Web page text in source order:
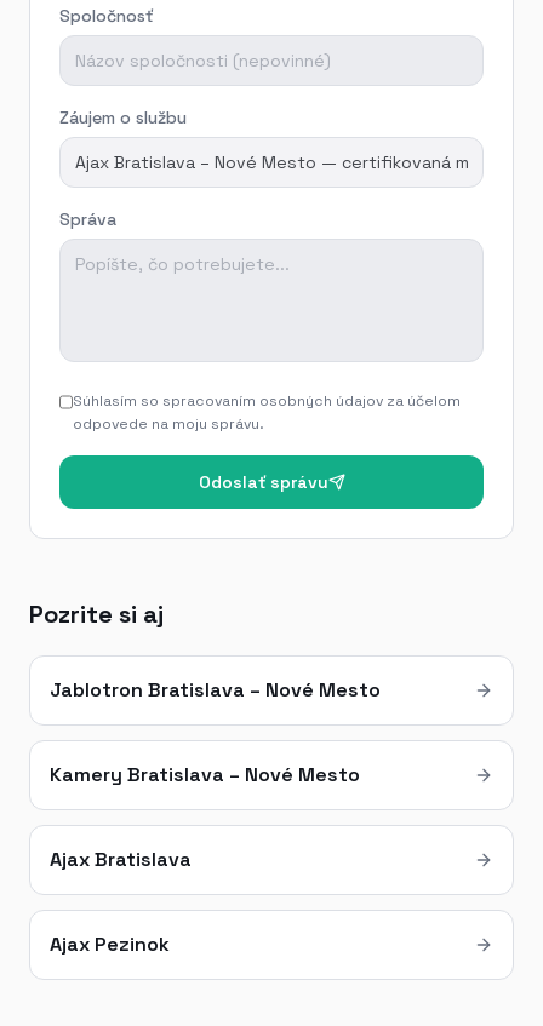
Spoločnosť
Záujem o službu
Správa
Súhlasím so spracovaním osobných údajov za účelom
odpovede na moju správu.
Odoslať správu
Pozrite si aj
Jablotron Bratislava – Nové Mesto
Kamery Bratislava – Nové Mesto
Ajax Bratislava
Ajax Pezinok